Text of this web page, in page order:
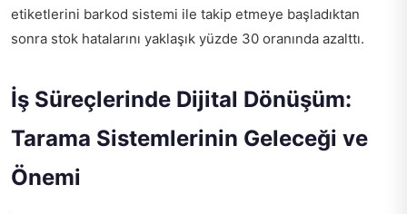
etiketlerini barkod sistemi ile takip etmeye başladıktan
sonra stok hatalarını yaklaşık yüzde 30 oranında azalttı.
İş Süreçlerinde Dijital Dönüşüm:
Tarama Sistemlerinin Geleceği ve
Önemi